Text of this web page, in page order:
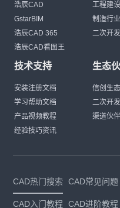
浩辰CAD
GstarBIM
浩辰CAD 365
浩辰CAD看图王
工程建
制造行
二次开
技术支持
安装注册文档
学习帮助文档
产品视频教程
经验技巧资讯
生态
信创生
二次开
渠道伙
CAD热门搜索 CAD常见问题
CAD入门教程 CAD进阶教程